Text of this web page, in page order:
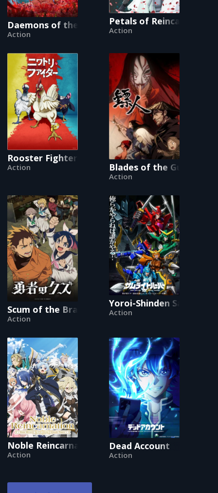
Daemons of the Shadow Realm
Action
Petals of Reincarnation
Action
Rooster Fighter
Action Blades of the Guardians
Action
Scum of the Brave
Action
Yoroi-Shinden Samurai
Action
Noble Reincarnation ~Born Blessed, So I'll
Action
Dead Account
Action